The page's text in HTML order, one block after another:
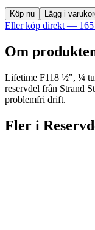
Köp nu Lägg i
Eller köp direkt — 165
Om
Lifetime F118 ½", ¼
reservdel från Strand
problemfri drift.
Fler i